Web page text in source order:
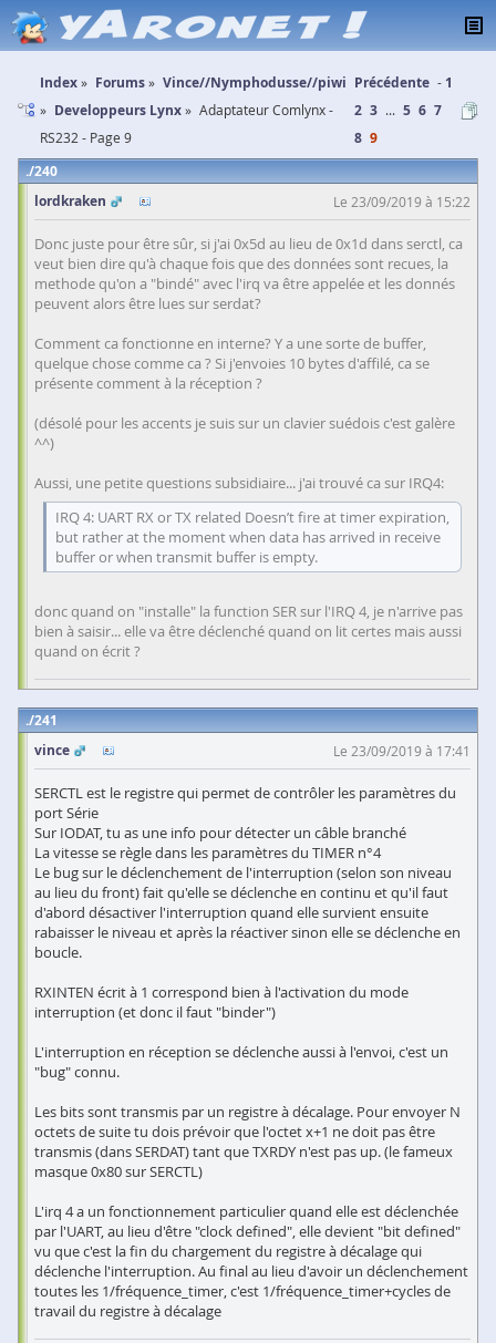
Index Forums
Vince//Nymphodusse//piwi
Developpeurs Lynx
Adaptateur Comlynx -
RS232 - Page 9
Précédente
1
2 3 ... 5 6 7
8 9
240
lordkraken
Le 23/09/2019 à 15:22
Donc juste pour être sûr, si j'ai 0x5d au lieu de 0x1d dans serctl, ca
veut bien dire qu'à chaque fois que des données sont recues, la
methode qu'on a "bindé" avec l'irq va être appelée et les donnés
peuvent alors être lues sur serdat?
Comment ca fonctionne en interne? Y a une sorte de buffer,
quelque chose comme ca ? Si j'envoies 10 bytes d'affilé, ca se
présente comment à la réception ?
(désolé pour les accents je suis sur un clavier suédois c'est galère
^^)
Aussi, une petite questions subsidiaire... j'ai trouvé ca sur IRQ4:
IRQ 4: UART RX or TX related Doesn’t fire at timer expiration,
but rather at the moment when data has arrived in receive
buffer or when transmit buffer is empty.
donc quand on "installe" la function SER sur l'IRQ 4, je n'arrive pas
bien à saisir... elle va être déclenché quand on lit certes mais aussi
quand on écrit ?
241
vince
Le 23/09/2019 à 17:41
SERCTL est le registre qui permet de contrôler les paramètres du
port Série
Sur IODAT, tu as une info pour détecter un câble branché
La vitesse se règle dans les paramètres du TIMER n°4
Le bug sur le déclenchement de l'interruption (selon son niveau
au lieu du front) fait qu'elle se déclenche en continu et qu'il faut
d'abord désactiver l'interruption quand elle survient ensuite
rabaisser le niveau et après la réactiver sinon elle se déclenche en
boucle.
RXINTEN écrit à 1 correspond bien à l'activation du mode
interruption (et donc il faut "binder")
L'interruption en réception se déclenche aussi à l'envoi, c'est un
"bug" connu.
Les bits sont transmis par un registre à décalage. Pour envoyer N
octets de suite tu dois prévoir que l'octet x+1 ne doit pas être
transmis (dans SERDAT) tant que TXRDY n'est pas up. (le fameux
masque 0x80 sur SERCTL)
L'irq 4 a un fonctionnement particulier quand elle est déclenchée
par l'UART, au lieu d'être "clock defined", elle devient "bit defined"
vu que c'est la fin du chargement du registre à décalage qui
déclenche l'interruption. Au final au lieu d'avoir un déclenchement
toutes les 1/fréquence_timer, c'est 1/fréquence_timer+cycles de
travail du registre à décalage